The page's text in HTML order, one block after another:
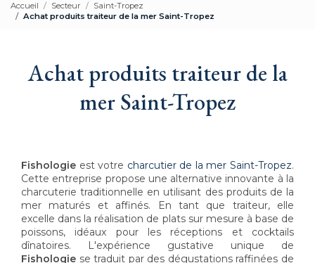
Accueil Secteur
Saint-Tropez
Achat produits traiteur de la mer Saint-Tropez
Achat produits traiteur de la
mer Saint-Tropez
Fishologie est votre charcutier de la mer Saint-Tropez.
Cette entreprise propose une alternative innovante à la
charcuterie traditionnelle en utilisant des produits de la
mer maturés et affinés. En tant que traiteur, elle
excelle dans la réalisation de plats sur mesure à base de
poissons, idéaux pour les réceptions et cocktails
dînatoires. L'expérience gustative unique de
Fishologie se traduit par des dégustations raffinées de